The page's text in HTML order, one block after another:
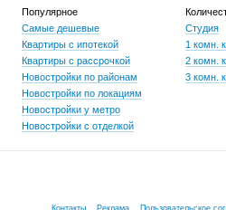
Популярное
Самые дешевые
Квартиры с ипотекой
Квартиры с рассрочкой
Новостройки по районам
Новостройки по локациям
Новостройки у метро
Новостройки с отделкой
Студия
1 комн.
2 комн.
3 комн.
Контакты Реклама Пользовательское